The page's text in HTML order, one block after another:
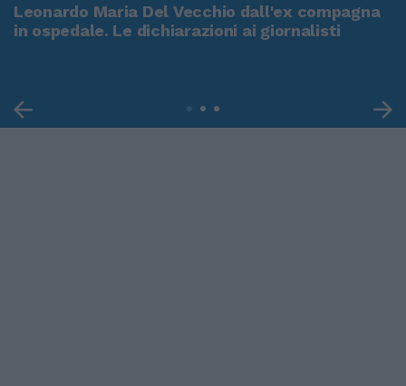
Leonardo Maria Del Vecchio dall'ex compagna
in ospedale. Le dichiarazioni ai giornalisti